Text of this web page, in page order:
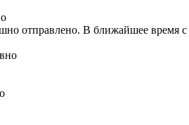
отправлено. В ближайшее время